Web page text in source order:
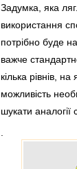
Задумка, яка
використання
потрібно буде
важче
кілька рівнів,
можливість
шукати аналогії